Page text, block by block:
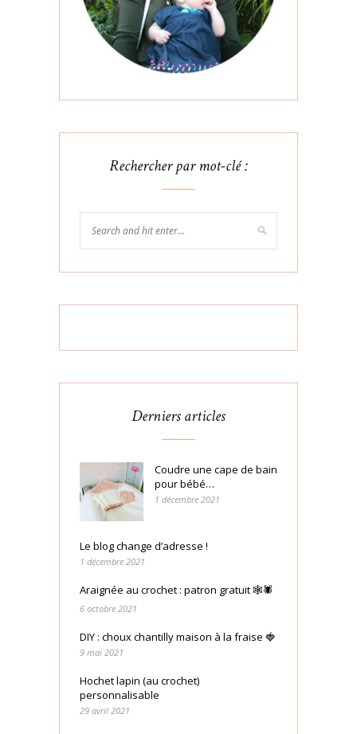
Rechercher par mot-clé :
Derniers articles
Coudre une cape de bain
pour bébé…
1 décembre 2021
Le blog change d’adresse !
1 décembre 2021
Araignée au crochet : patron gratuit 🕸🕷
6 octobre 2021
DIY : choux chantilly maison à la fraise 🍓
9 mai 2021
Hochet lapin (au crochet)
personnalisable
29 avril 2021